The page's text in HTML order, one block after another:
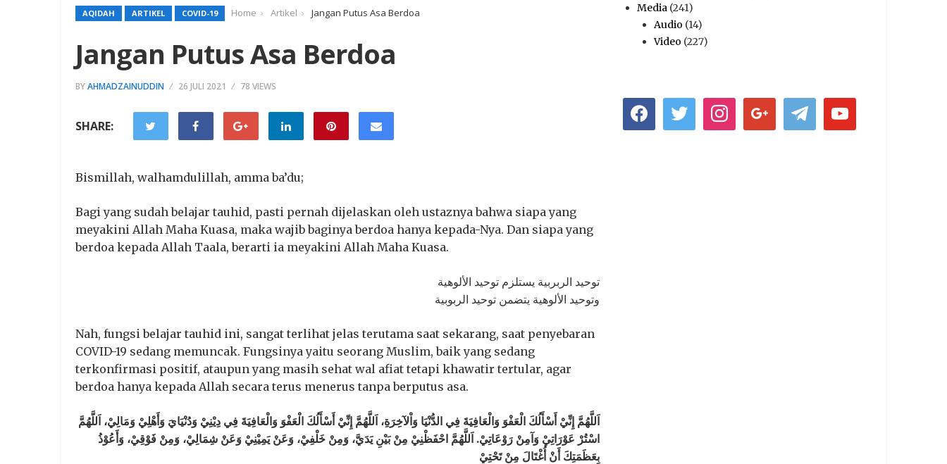
AQIDAH ARTIKEL COVID-19 Home Artikel Jangan Putus Asa Berdoa
Jangan Putus Asa Berdoa
BYAHMADZAINUDDIN 26 JULI 2021 78 VIEWS
SHARE:
Bismillah, walhamdulillah, amma ba’du;
Bagi yang sudah belajar tauhid, pasti pernah dijelaskan oleh ustaznya bahwa siapa yang
meyakini Allah Maha Kuasa, maka wajib baginya berdoa hanya kepada-Nya. Dan siapa yang
berdoa kepada Allah Taala, berarti ia meyakini Allah Maha Kuasa.
‎توحيد الربربية يستلزم توحيد الألوهية
‎وتوحيد الألوهية يتضمن توحيد الربوبية
Nah, fungsi belajar tauhid ini, sangat terlihat jelas terutama saat sekarang, saat penyebaran
COVID-19 sedang memuncak. Fungsinya yaitu seorang Muslim, baik yang sedang
terkonfirmasi positif, ataupun yang masih sehat wal afiat tetapi khawatir tertular, agar
berdoa hanya kepada Allah secara terus menerus tanpa berputus asa.
اسْتُرْ عَوْرَاتِيْ وَآمِنْ رَوْعَاتِيْ. اَللَّهُمَّ احْفَظْنِيْ مِنْ بَيْنِ يَدَيَّ، وَمِنْ خَلْفِيْ، وَعَنْ يَمِيْنِيْ وَعَنْ شِمَالِيْ، وَمِنْ فَوْقِيْ، وَأَعُوْذُ
بِعَظَمَتِكَ أَنْ أُغْتَالَ مِنْ تَحْتِيْ
Media(241)
Audio (14)
Video (227)
facebook twitter instagramgoogle telegram youtube